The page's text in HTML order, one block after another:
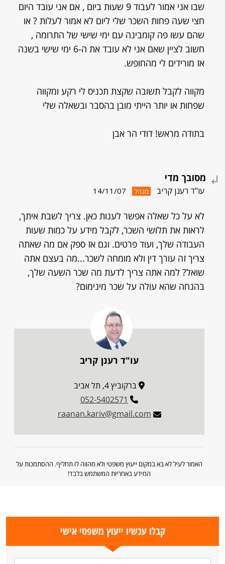
שבו אני אמור לעבוד 9 שעות ביום , אם אני עובד היום
חצי שעה פחות השכר שלי ליום לא אמור לעלות ? או
שהם עשו פה קומבינה עם ימי שישי של התרומה ,
חשוב לציין שאם אני לא עובד את ה-6 ימי שישי בשנה
אז מורידים לי מהחופש.
מקווה לקבל תשובה שקצת תכניס לי רקע ומקווה
שפחות או יותר הייתי מובן בהסבר ובשאלה שלי
בתודה מראש! דודי הר אבן
מסובך מדי
עו"ד רענן קריב מנהל 14/11/07
לא על כל שאלה אפשר לענות כאן. צריך לשבת איתך,
לראות את תלושי השכר, לקבל מידע על כמות שעות
העבודה שלך, ועוד פרטים. וגם אז ספק אם מה שאתה
צריך זה עורך דין ולא מומחה לשכר...מה בעצם אתה
שואל? למה אתה צריך לדעת מה שכר השעה שלך,
בהנחה שהא עולה על שכר מינימום?
עו"ד רענן קריב
ברקוביץ 4, תל אביב
052-5402571
raanan.kariv@gmail.com
האמור לעיל לא בא במקום ייעוץ משפטי ולא מהווה לו תחליף. ההסתמכות על
המידע באחריות המשתמש בלבד!
קבלו עכשיו ייעוץ משפטי אישי